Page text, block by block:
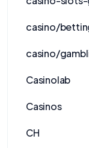
casino/
casino/
Casinolab
Casinos
CH